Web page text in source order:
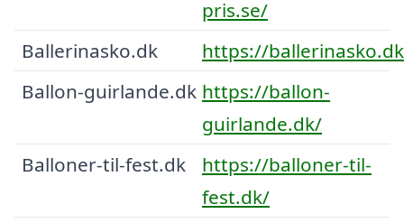
pris.se/
Ballerinasko.dk
https://
Ballon-guirlande.dk https://ballon-
guirlande.dk/
Balloner-til-fest.dk
https://balloner-til-
fest.dk/